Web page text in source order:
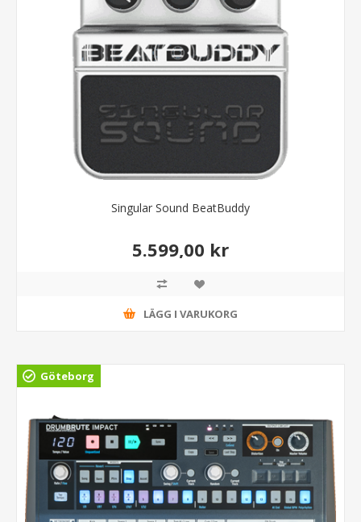
Singular Sound BeatBuddy
5.599,00 kr
LÄGG I VARUKORG
Göteborg